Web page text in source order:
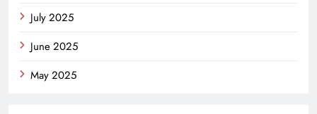
July 2025
June 2025
May 2025